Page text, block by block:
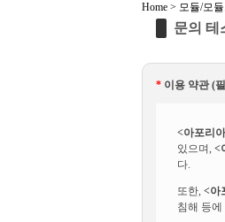
Home > 모듈/모
문의 테
* 이용 약관 (
<아포리
있으며, <
다.
또한, <아
침해 등